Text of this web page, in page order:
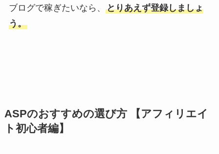
ブログで稼ぎたいなら、 とりあえず登録しましょ
う。
ASPのおすすめの選び方 【アフィリエイ
ト初心者編】